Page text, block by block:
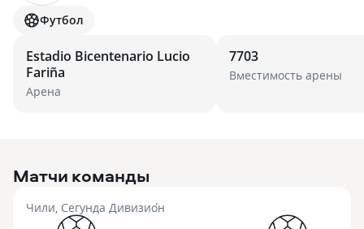
Футбол
Estadio Bicentenario Lucio
Fariña
Арена
7703
Вместимость арены
Матчи команды
Чили, Сегунда Дивизио́н